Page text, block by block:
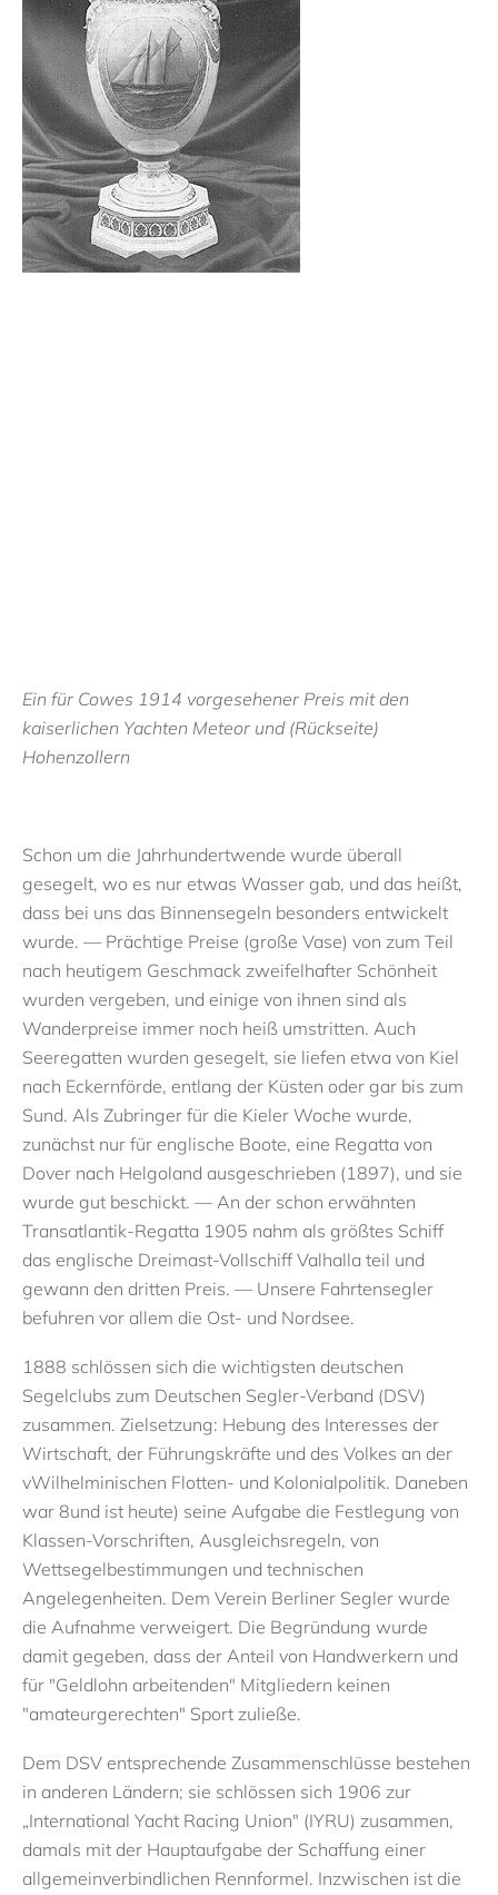
Ein für Cowes 1914 vorgesehener Preis mit den
kaiserlichen Yachten Meteor und (Rückseite)
Hohenzollern
Schon um die Jahrhundertwende wurde überall
gesegelt, wo es nur etwas Wasser gab, und das heißt,
dass bei uns das Binnensegeln besonders entwickelt
wurde. — Prächtige Preise (große Vase) von zum Teil
nach heutigem Geschmack zweifelhafter Schönheit
wurden vergeben, und einige von ihnen sind als
Wanderpreise immer noch heiß umstritten. Auch
Seeregatten wurden gesegelt, sie liefen etwa von Kiel
nach Eckernförde, entlang der Küsten oder gar bis zum
Sund. Als Zubringer für die Kieler Woche wurde,
zunächst nur für englische Boote, eine Regatta von
Dover nach Helgoland ausgeschrieben (1897), und sie
wurde gut beschickt. — An der schon erwähnten
Transatlantik-Regatta 1905 nahm als größtes Schiff
das englische Dreimast-Vollschiff Valhalla teil und
gewann den dritten Preis. — Unsere Fahrtensegler
befuhren vor allem die Ost- und Nordsee.
1888 schlössen sich die wichtigsten deutschen
Segelclubs zum Deutschen Segler-Verband (DSV)
zusammen. Zielsetzung: Hebung des Interesses der
Wirtschaft, der Führungskräfte und des Volkes an der
vWilhelminischen Flotten- und Kolonialpolitik. Daneben
war 8und ist heute) seine Aufgabe die Festlegung von
Klassen-Vorschriften, Ausgleichsregeln, von
Wettsegelbestimmungen und technischen
Angelegenheiten. Dem Verein Berliner Segler wurde
die Aufnahme verweigert. Die Begründung wurde
damit gegeben, dass der Anteil von Handwerkern und
für "Geldlohn arbeitenden" Mitgliedern keinen
"amateurgerechten" Sport zuließe.
Dem DSV entsprechende Zusammenschlüsse bestehen
in anderen Ländern; sie schlössen sich 1906 zur
„International Yacht Racing Union" (IYRU) zusammen,
damals mit der Hauptaufgabe der Schaffung einer
allgemeinverbindlichen Rennformel. Inzwischen ist die